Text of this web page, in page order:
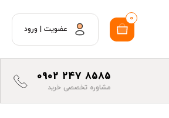
0
عضویت
ورود
0902 247 8585
مشاوره تخصصی خرید